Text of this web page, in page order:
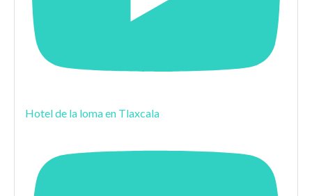
Hotel de la loma en Tlaxcala